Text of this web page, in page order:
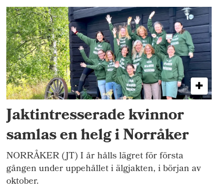
Jaktintresserade kvinnor
samlas en helg i Norråker
NORRÅKER (JT) I år hålls lägret för första
gången under uppehållet i älgjakten, i början av
oktober.